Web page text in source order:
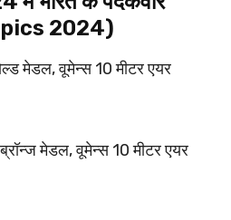
2024)
मेडल, वूमेन्स 10 मीटर एयर
ब्रॉन्ज मेडल, वूमेन्स 10 मीटर एयर